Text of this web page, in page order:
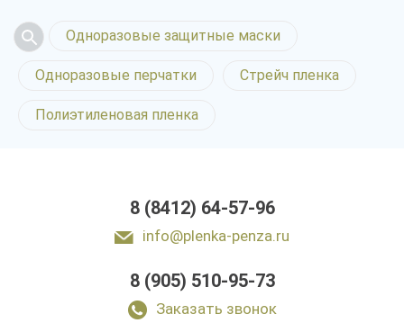
Одноразовые защитные маски
Одноразовые перчатки Стрейч пленка
Полиэтиленовая пленка
8 (8412) 64-57-96
info@plenka-penza.ru
8 (905) 510-95-73
Заказать звонок